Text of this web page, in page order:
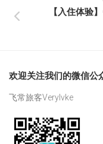
【入住体验
欢迎关注我们的微信公
飞常旅客Verylvke